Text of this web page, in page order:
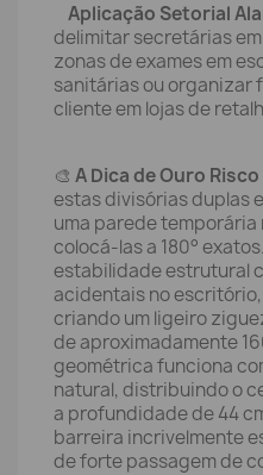
Aplicação Setorial
delimitar secretárias
zonas de exames em
sanitárias ou organizar
cliente em lojas de
🎨 A Dica de Ouro
estas divisórias duplas
uma parede
colocá-las a 180°
estabilidade estrutural
acidentais no
criando um ligeiro
de aproximadamente
geométrica funciona
natural, distribuindo o
a profundidade de 44
barreira incrivelmente
de forte passagem de